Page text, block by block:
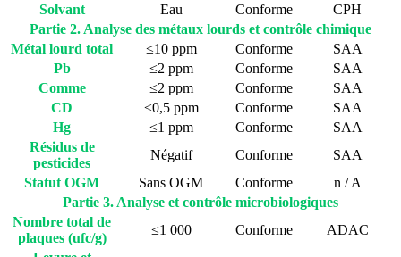
Solvant
Eau Conforme
CPH
Partie 2. Analyse des métaux lourds et contrôle chimique
Métal lourd total
≤10 ppm Conforme
SAA
Pb
≤2 ppm Conforme
SAA
Comme
≤2 ppm Conforme
SAA
CD
≤0,5 ppm Conforme
SAA
Hg
≤1 ppm Conforme
SAA
Résidus de
pesticides
Négatif Conforme
SAA
Statut OGM
Sans OGM Conforme
n / A
Partie 3. Analyse et contrôle microbiologiques
Nombre total de
plaques (ufc/g)
≤1 000 Conforme
ADAC